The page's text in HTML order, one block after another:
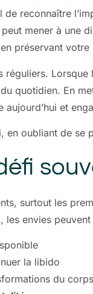
de reconnaître
mener à
préservant votre
quotidien. En
et
oubliant de se
surtout les
, les envies peuvent
la libido
du corps